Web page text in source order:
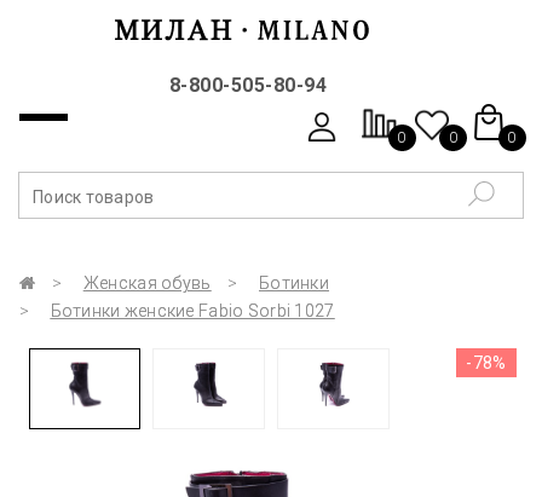
8-800-505-80-94
0 0 0
Женская обувь
Ботинки
Ботинки женские Fabio Sorbi 1027
-78%